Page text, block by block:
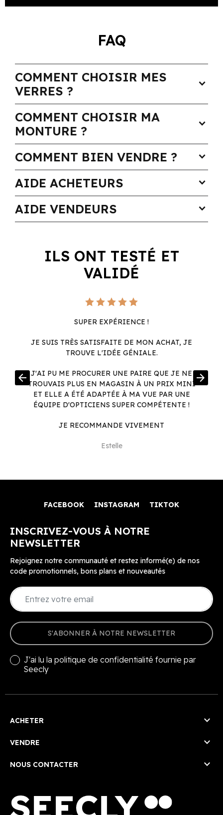
FAQ
COMMENT CHOISIR MES
VERRES ?
expand_more
COMMENT CHOISIR MA
MONTURE ?
expand_more
COMMENT BIEN VENDRE ? expand_more
AIDE ACHETEURS expand_more
AIDE VENDEURS expand_more
ILS ONT TESTÉ ET
VALIDÉ
SUPER EXPÉRIENCE !
JE SUIS TRÈS SATISFAITE DE MON ACHAT, JE
TROUVE L'IDÉE GÉNIALE.
J'AI PU ME PROCURER UNE PAIRE QUE JE NE
TROUVAIS PLUS EN MAGASIN À UN PRIX MINI
ET ELLE A ÉTÉ ADAPTÉE À MA VUE PAR UNE
ÉQUIPE D'OPTICIENS SUPER COMPÉTENTE !
JE RECOMMANDE VIVEMENT
Estelle
arrow_back arrow_forward
FACEBOOK INSTAGRAM TIKTOK
INSCRIVEZ-VOUS À NOTRE
NEWSLETTER
Rejoignez notre communauté et restez informé(e) de nos
code promotionnels, bons plans et nouveautés
S'ABONNER À NOTRE NEWSLETTER
J'ai lu la politique de confidentialité fournie par
Seecly
ACHETER 
VENDRE 
NOUS CONTACTER 